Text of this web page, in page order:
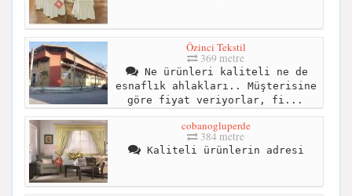
Özinci Tekstil
369 metre
Ne ürünleri kaliteli ne de
esnaflık ahlakları.. Müşterisine
göre fiyat veriyorlar, fi...
cobanogluperde
384 metre
Kaliteli ürünlerin adresi